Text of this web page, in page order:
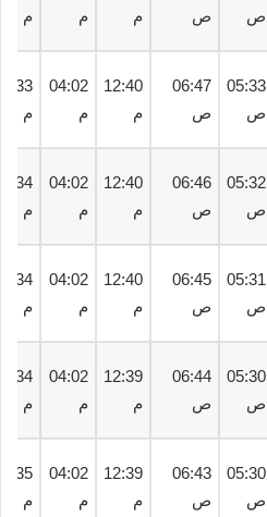
ص ص م م م
05:33
ص
06:47
ص
12:40
م
04:02
م
م
05:32
ص
06:46
ص
12:40
م
04:02
م
م
05:31
ص
06:45
ص
12:40
م
04:02
م
م
05:30
ص
06:44
ص
12:39
م
04:02
م
م
05:30
ص
06:43
ص
12:39
م
04:02
م
م